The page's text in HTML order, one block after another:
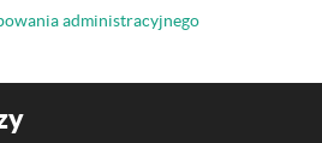
administracyjnego